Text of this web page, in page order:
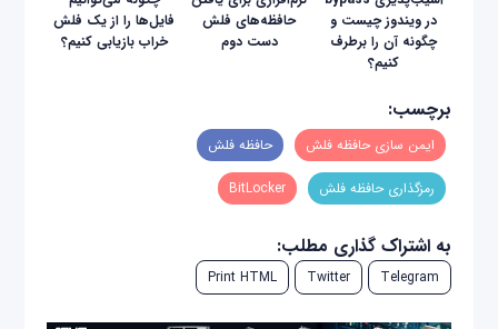
در ویندوز چیست و
چگونه آن را برطرف
کنیم؟
حافظه‌های فلش
دست دوم
فایل‌ها را از یک فلش
خراب بازیابی کنیم؟
برچسب:
ایمن‌ سازی حافظه‌ فلش حافظه فلش
رمزگذاری حافظه فلش BitLocker
به اشتراک گذاری مطلب:
Telegram
Twitter
Print HTML